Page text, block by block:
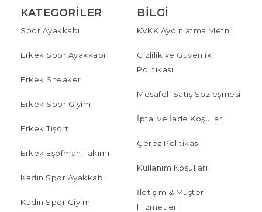
KATEGORILER
Spor Ayakkabı
Erkek Spor Ayakkabı
Erkek Sneaker
Erkek Spor Giyim
Erkek Tişört
Erkek Eşofman Takımı
Kadın Spor Ayakkabı
Kadın Spor Giyim
BILGI
KVKK Aydınlatma Metni
Gizlilik ve Güvenlik
Politikası
Mesafeli Satış Sözleşmesi
İptal ve İade Koşulları
Çerez Politikası
Kullanım Koşulları
İletişim & Müşteri
Hizmetleri